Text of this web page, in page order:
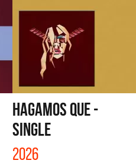
HAGAMOS QUE -
SINGLE
2026